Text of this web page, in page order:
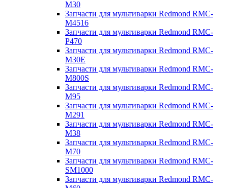
M30
Запчасти для мультиварки Redmond RMC-
M4516
Запчасти для мультиварки Redmond RMC-
P470
Запчасти для мультиварки Redmond RMC-
M30E
Запчасти для мультиварки Redmond RMC-
M800S
Запчасти для мультиварки Redmond RMC-
M95
Запчасти для мультиварки Redmond RMC-
M291
Запчасти для мультиварки Redmond RMC-
M38
Запчасти для мультиварки Redmond RMC-
M70
Запчасти для мультиварки Redmond RMC-
SM1000
Запчасти для мультиварки Redmond RMC-